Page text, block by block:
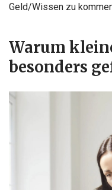
Geld/Wissen zu
Warum
besonders